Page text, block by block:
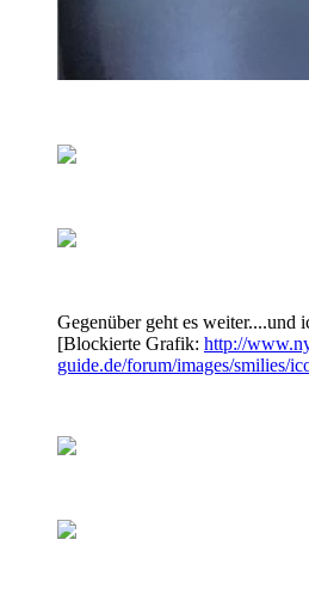
Gegenüber geht es weiter....und
[Blockierte Grafik: http://
guide.de/forum/images/smilies/